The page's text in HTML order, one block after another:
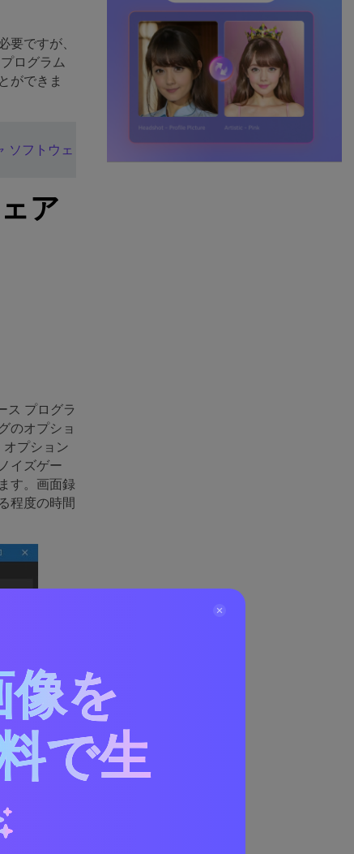
ですが、
ログラム
ができま
ソフトウェ
ア
ス プログラ
のオプショ
プション
イズゲー
す。画面録
程度の時間
を
で生